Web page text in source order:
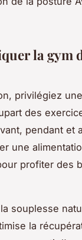
la gym
privilégiez
des
pendant et
une
profiter des
souplesse
la